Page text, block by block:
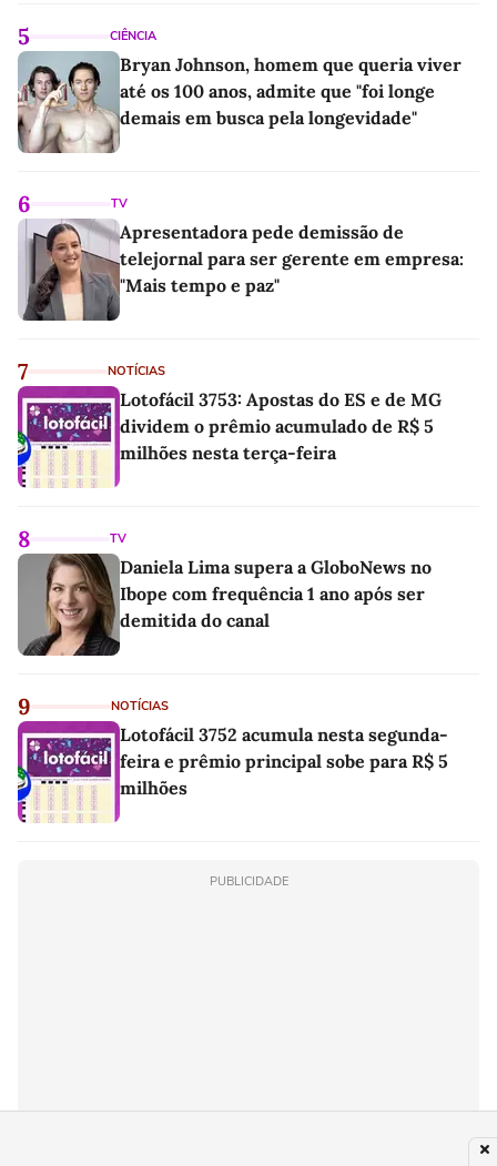
5 CIÊNCIA
Bryan Johnson, homem que queria viver
até os 100 anos, admite que "foi longe
demais em busca pela longevidade"
6 TV
Apresentadora pede demissão de
telejornal para ser gerente em empresa:
"Mais tempo e paz"
7 NOTÍCIAS
Lotofácil 3753: Apostas do ES e de MG
dividem o prêmio acumulado de R$ 5
milhões nesta terça-feira
8 TV
Daniela Lima supera a GloboNews no
Ibope com frequência 1 ano após ser
demitida do canal
9 NOTÍCIAS
Lotofácil 3752 acumula nesta segunda-
feira e prêmio principal sobe para R$ 5
milhões
PUBLICIDADE